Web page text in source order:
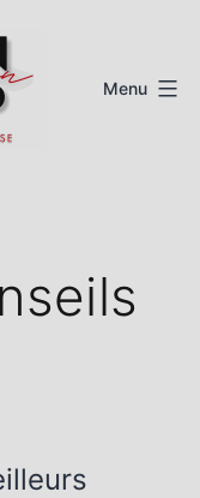
Menu